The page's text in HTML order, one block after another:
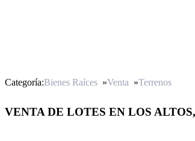
Categoría:Bienes Raíces »Venta »Terrenos
VENTA DE LOTES EN LOS